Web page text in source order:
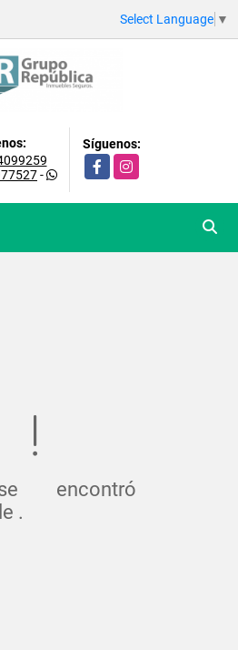
Select Language ▼
-
Síguenos:
FacebookInstagram
encontró
.